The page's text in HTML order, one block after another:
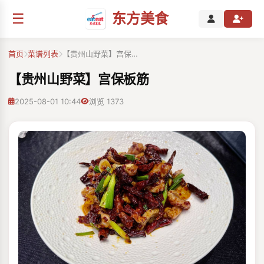
☰ 东方美食
首页 菜谱列表 【贵州山野菜】宫保…
【贵州山野菜】宫保板筋
2025-08-01 10:44 浏览 1373